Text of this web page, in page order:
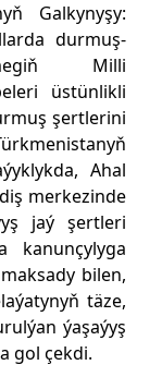
Galkynyşy:
durmuş-
Milli
üstünlikli
şertlerini
Ahal
merkezinde
jaý şertleri
kanunçylyga
bilen,
täze,
ýaşaýyş
gol çekdi.